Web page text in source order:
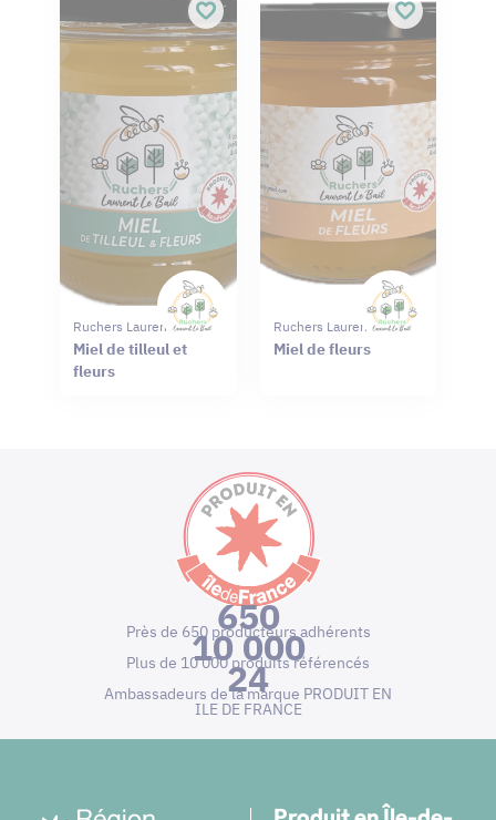
Ruchers Laurent Le Bail
Miel de tilleul et
fleurs
Ruchers Laurent Le Bail
Miel de fleurs
650
Près de 650 producteurs adhérents
10 000
Plus de 10 000 produits référencés
24
Ambassadeurs de la marque PRODUIT EN
ILE DE FRANCE